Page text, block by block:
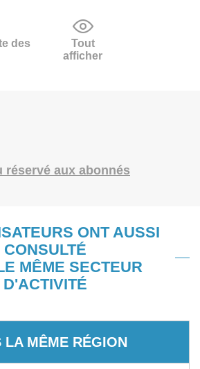
des
Tout
afficher
réservé aux abonnés
ONT AUSSI
CONSULTÉ
MÊME SECTEUR
D'ACTIVITÉ
LA MÊME RÉGION